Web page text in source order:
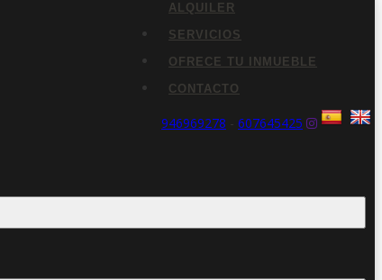
ALQUILER
SERVICIOS
OFRECE TU INMUEBLE
CONTACTO
946969278 - 607645425